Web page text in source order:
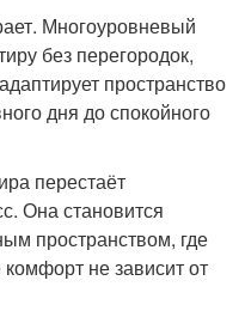
Многоуровневый
без перегородок,
пространство
дня до спокойного
перестаёт
Она становится
пространством, где
не зависит от